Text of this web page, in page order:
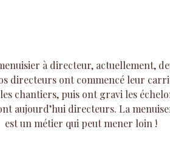
à directeur, actuellement,
directeurs ont commencé leur
chantiers, puis ont gravi les
aujourd’hui directeurs. La
est un métier qui peut mener loin !